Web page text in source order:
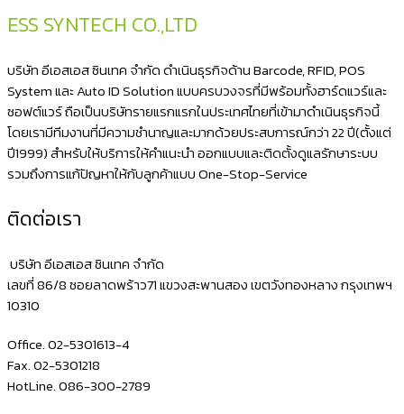
ด้วย
เครื่อง
พิมพ์
สติ
ก
ESS SYNTECH CO.,LTD
บริษัท อีเอสเอส ซินเทค จำกัด ดำเนินธุรกิจด้าน Barcode, RFID, POS
System และ Auto ID Solution แบบครบวงจรที่มีพร้อมทั้งฮาร์ดแวร์และ
ซอฟต์แวร์ ถือเป็นบริษัทรายแรกแรกในประเทศไทยที่เข้ามาดำเนินธุรกิจนี้
โดยเรามีทีมงานที่มีความชำนาญและมากด้วยประสบการณ์กว่า 22 ปี(ตั้งแต่
ปี1999) สำหรับให้บริการให้คำแนะนำ ออกแบบและติดตั้งดูแลรักษาระบบ
รวมถึงการแก้ปัญหาให้กับลูกค้าแบบ One-Stop-Service
ติดต่อเรา
บริษัท อีเอสเอส ซินเทค จำกัด
เลขที่ 86/8 ซอยลาดพร้าว71 แขวงสะพานสอง เขตวังทองหลาง กรุงเทพฯ
10310
Office. 02-5301613-4
Fax. 02-5301218
HotLine. 086-300-2789